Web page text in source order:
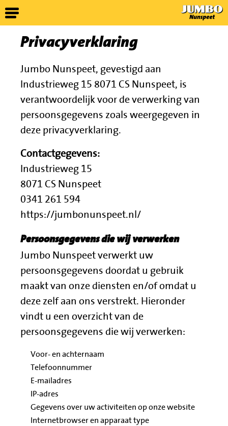
Privacyverklaring
Jumbo Nunspeet, gevestigd aan
Industrieweg 15 8071 CS Nunspeet, is
verantwoordelijk voor de verwerking van
persoonsgegevens zoals weergegeven in
deze privacyverklaring.
Contactgegevens:
Industrieweg 15
8071 CS Nunspeet
0341 261 594
https://jumbonunspeet.nl/
Persoonsgegevens die wij verwerken
Jumbo Nunspeet verwerkt uw
persoonsgegevens doordat u gebruik
maakt van onze diensten en/of omdat u
deze zelf aan ons verstrekt. Hieronder
vindt u een overzicht van de
persoonsgegevens die wij verwerken:
Voor- en achternaam
Telefoonnummer
E-mailadres
IP-adres
Gegevens over uw activiteiten op onze website
Internetbrowser en apparaat type